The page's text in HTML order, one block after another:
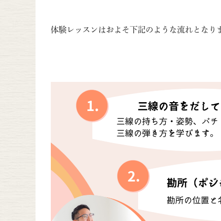
体験レッスンはおよそ下記のような流れとなり